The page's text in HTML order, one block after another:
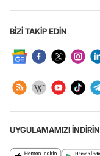
BİZİ TAKİP EDİN
UYGULAMAMIZI İNDİRİN